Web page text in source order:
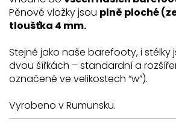
Pěnové vložky jsou plně ploché
tloušťka 4 mm.
Stejně jako naše barefooty, i
dvou šířkách – standardní a
označené ve velikostech “w”).
Vyrobeno v Rumunsku.